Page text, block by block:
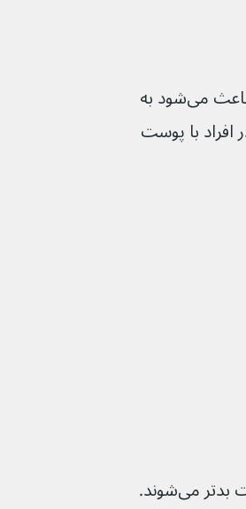
قطع جریان خون به نوک انگشتان دست یا پا که باعث می‌شود به
افراد با پوست